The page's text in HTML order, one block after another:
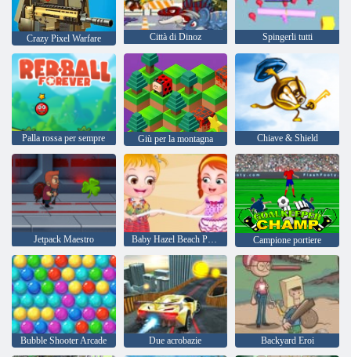
Crazy Pixel Warfare Città di Dinoz Spingerli tutti
Palla rossa per sempre Giù per la montagna Chiave & Shield
Jetpack Maestro Baby Hazel Beach Party Campione portiere
Bubble Shooter Arcade Due acrobazie Backyard Eroi